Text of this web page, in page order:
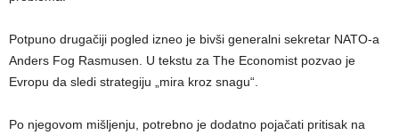
Potpuno drugačiji pogled izneo je bivši generalni sekretar NATO-a
Anders Fog Rasmusen. U tekstu za The Economist pozvao je
Evropu da sledi strategiju „mira kroz snagu“.
Po njegovom mišljenju, potrebno je dodatno pojačati pritisak na